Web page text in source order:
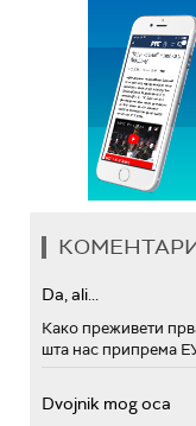
Da, ali...
Како преживети
шта нас припрема
Dvojnik mog oca